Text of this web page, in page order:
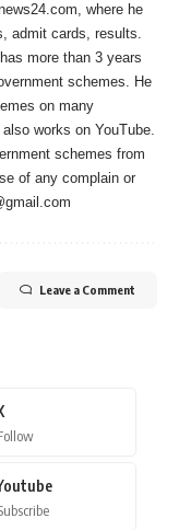
where he
admit cards, results.
more than 3 years
schemes. He
on many
works on YouTube.
schemes from
of any complain or
Leave a Comment